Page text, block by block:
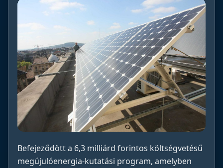
Befejeződött a 6,3 milliárd forintos költségvetésű
megújulóenergia-kutatási program, amelyben